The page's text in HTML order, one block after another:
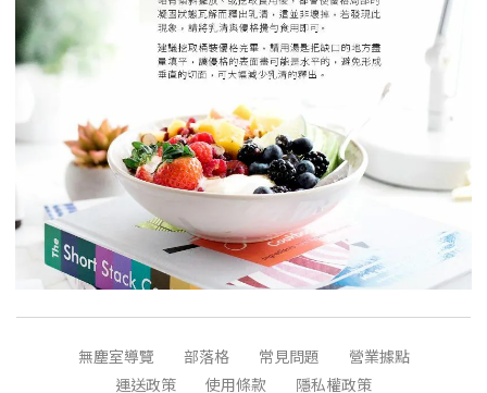
無塵室導覽 部落格 常見問題
營業據點
運送政策
使用條款 隱私權政策